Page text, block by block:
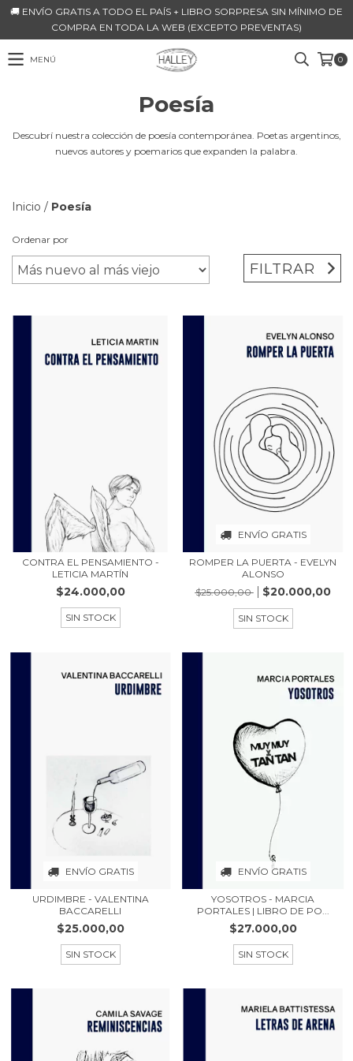
🚚 ENVÍO GRATIS A TODO EL PAÍS + LIBRO SORPRESA SIN MÍNIMO DE
COMPRA EN TODA LA WEB (EXCEPTO PREVENTAS)
MENÚ 0
Poesía
Descubrí nuestra colección de poesía contemporánea. Poetas argentinos,
nuevos autores y poemarios que expanden la palabra.
Inicio / Poesía
Ordenar por
FILTRAR
CONTRA EL PENSAMIENTO -
LETICIA MARTÍN
$24.000,00
SIN STOCK
ENVÍO GRATIS
ROMPER LA PUERTA - EVELYN
ALONSO
$25.000,00
$20.000,00
SIN STOCK
ENVÍO GRATIS
URDIMBRE - VALENTINA
BACCARELLI
$25.000,00
SIN STOCK
ENVÍO GRATIS
YOSOTROS - MARCIA
PORTALES | LIBRO DE PO...
$27.000,00
SIN STOCK